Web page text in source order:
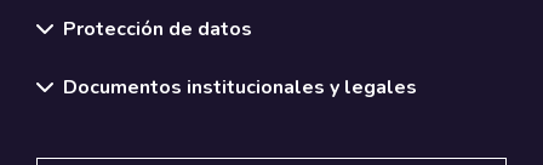
Protección de datos
Documentos institucionales y legales